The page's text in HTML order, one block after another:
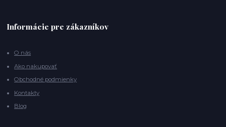
Informácie pre zákazníkov
O nás
Ako nakupovať
Obchodné podmienky
Kontakty
Blog